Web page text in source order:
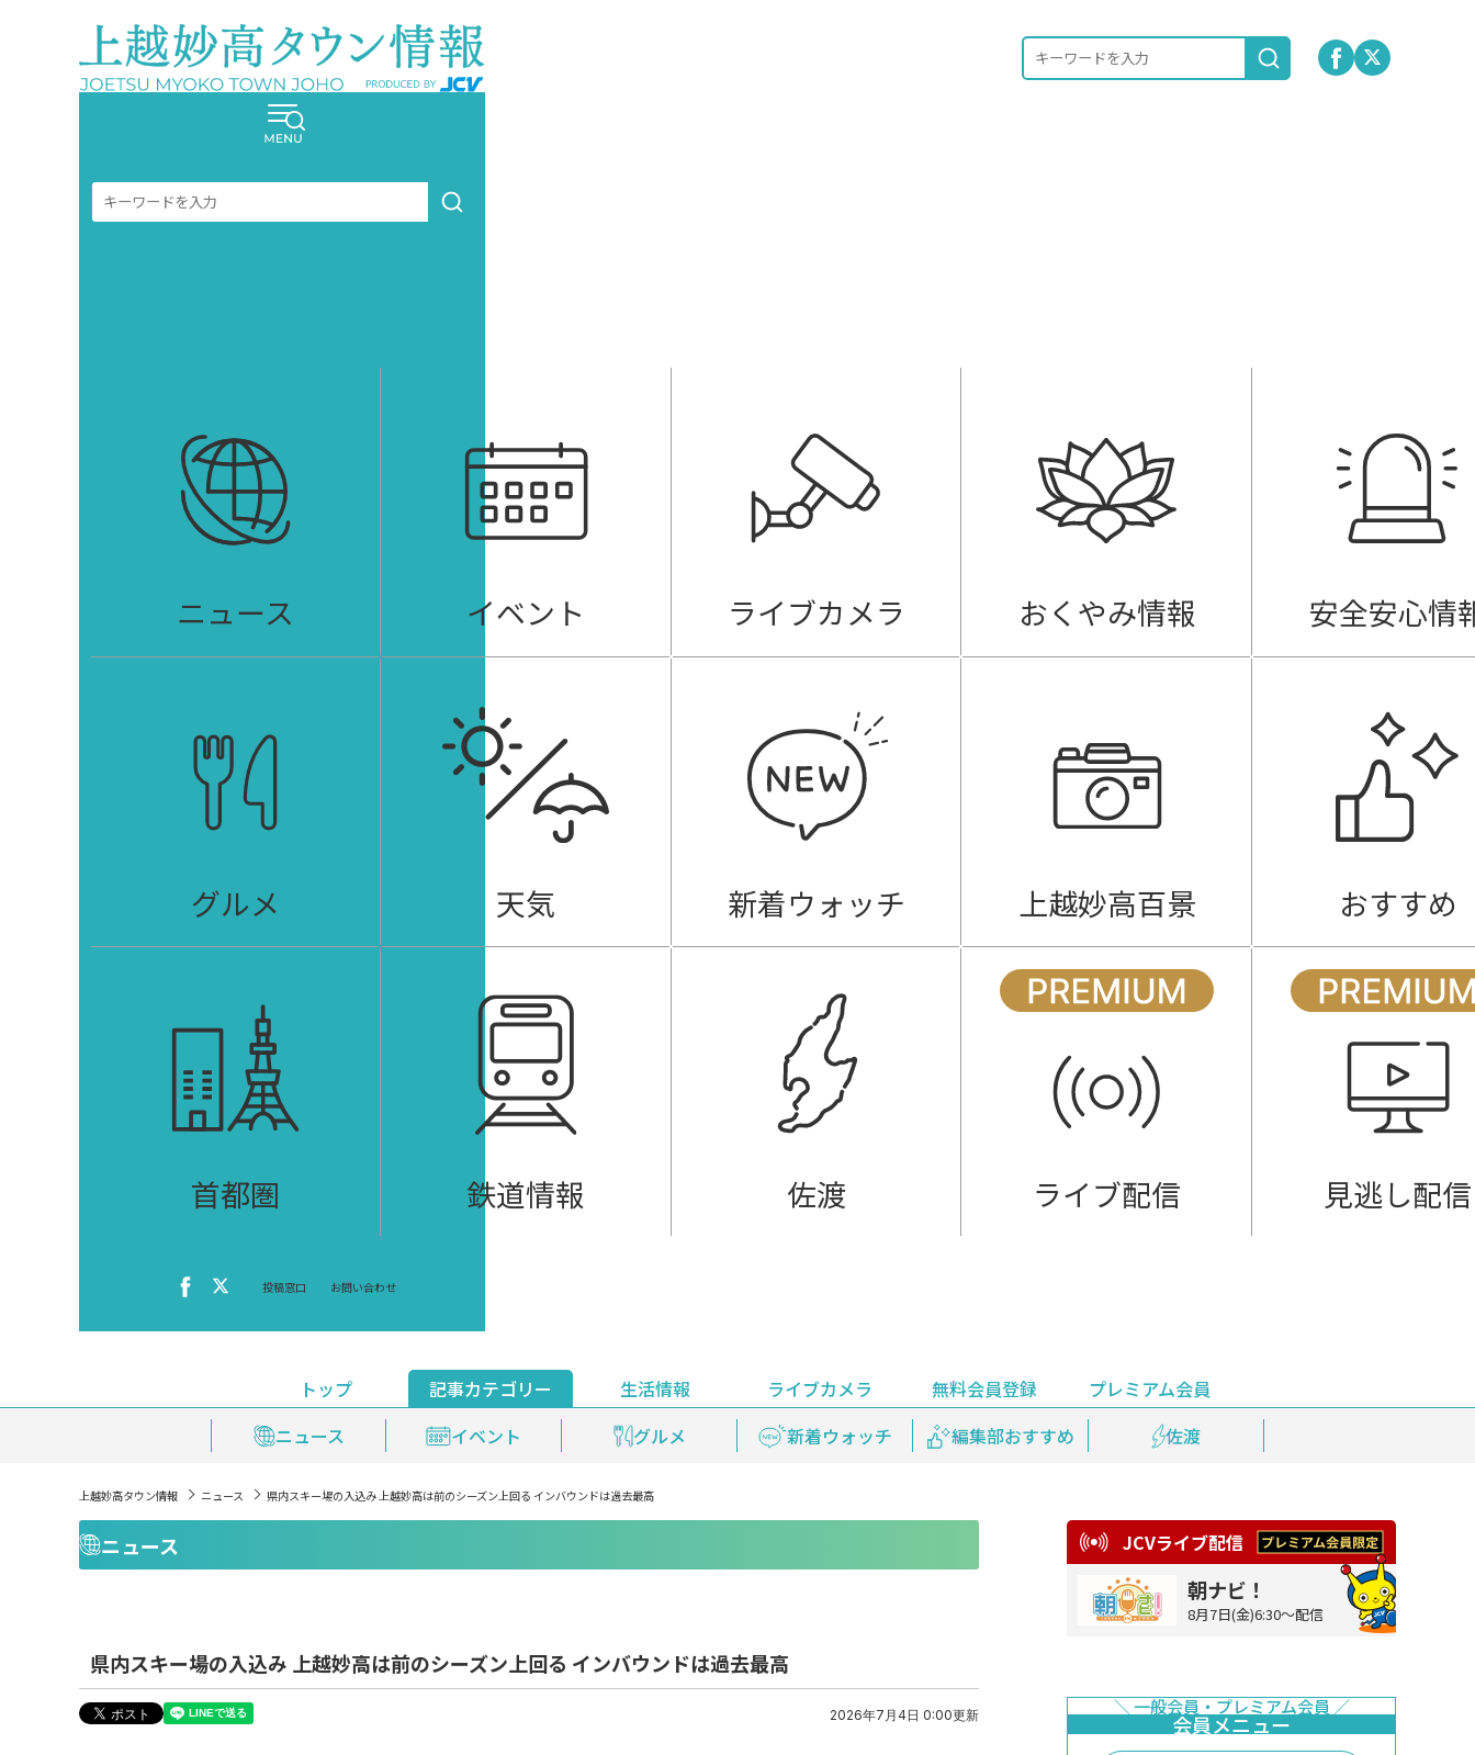
ニュース イベント ライブカメラ おくやみ情報 安全安心情
グルメ 天気 新着ウォッチ 上越妙高百景 おすすめ
首都圏 鉄道情報 佐渡 ライブ配信 見逃し配信
投稿窓口 お問い合わせ
トップ
記事カテゴリー
ニュース
イベント グルメ 新着ウォッチ 編集部おすすめ 佐渡
生活情報
おくやみ情報
安全安心情報 天気 上越妙高百景 鉄道情報
ライブカメラ 無料会員登録
プレミアム会員
ライブ配信
見逃し配信 プレミアム会員登録
上越妙高タウン情報 ニュース 県内スキー場の入込み 上越妙高は前のシーズン上回る インバウンドは過去最高
ニュース
県内スキー場の入込み 上越妙高は前のシーズン上回る インバウンドは過去最高
2026年7月4日 0:00更新
JCVライブ配信
朝ナビ！
8月7日(金)6:30～配信